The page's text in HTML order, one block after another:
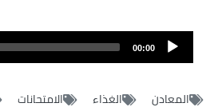
00:00
المعادن الغذاء الامتحانات